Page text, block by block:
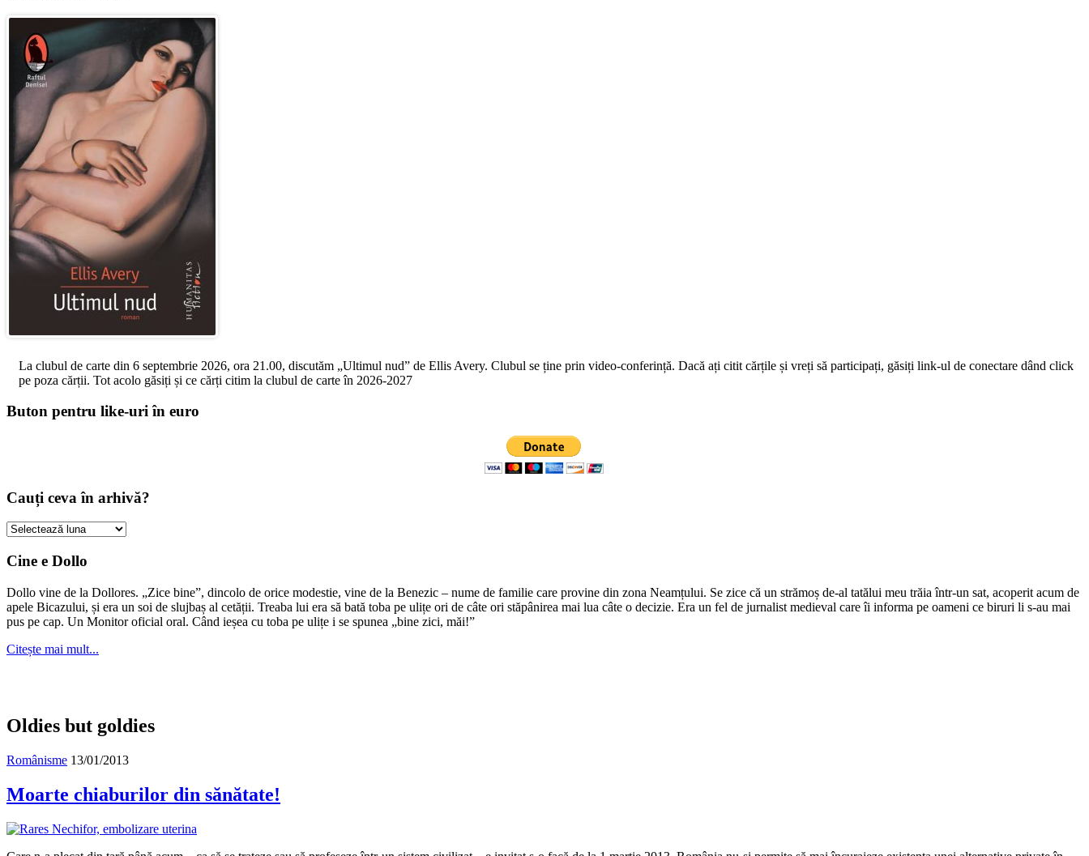
La clubul de carte din 6 septembrie 2026, ora 21.00, discutăm „Ultimul nud” de Ellis Avery. Clubul se ține prin video-conferință. Dacă ați citit cărțile și vreți să participați, găsiți link-ul de conectare dând click
pe poza cărții. Tot acolo găsiți și ce cărți citim la clubul de carte în 2026-2027
Buton pentru like-uri în euro
Cauți ceva în arhivă?
Cauți
în
Cine e Dollo
Dollo vine de la Dollores. „Zice bine”, dincolo de orice modestie, vine de la Benezic – nume de familie care provine din zona Neamțului. Se zice că un strămoș de-al tatălui meu trăia într-un sat, acoperit acum de
apele Bicazului, și era un soi de slujbaș al cetății. Treaba lui era să bată toba pe ulițe ori de câte ori stăpânirea mai lua câte o decizie. Era un fel de jurnalist medieval care îi informa pe oameni ce biruri li s-au mai
pus pe cap. Un Monitor oficial oral. Când ieșea cu toba pe ulițe i se spunea „bine zici, măi!”
Citește mai mult...
Oldies but goldies
Românisme 13/01/2013
Moarte chiaburilor din sănătate!